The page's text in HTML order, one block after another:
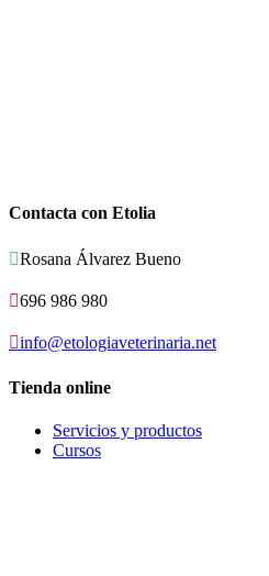
Contacta con Etolia
Rosana Álvarez Bueno
696 986 980
info@etologiaveterinaria.net
Tienda online
Servicios y productos
Cursos